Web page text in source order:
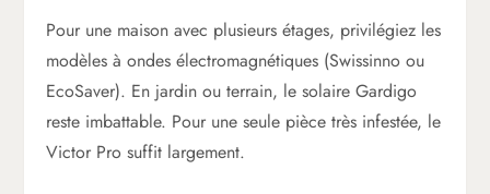
Pour une maison avec plusieurs étages, privilégiez les
modèles à ondes électromagnétiques (Swissinno ou
EcoSaver). En jardin ou terrain, le solaire Gardigo
reste imbattable. Pour une seule pièce très infestée, le
Victor Pro suffit largement.